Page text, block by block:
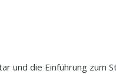
und die Einführung zum